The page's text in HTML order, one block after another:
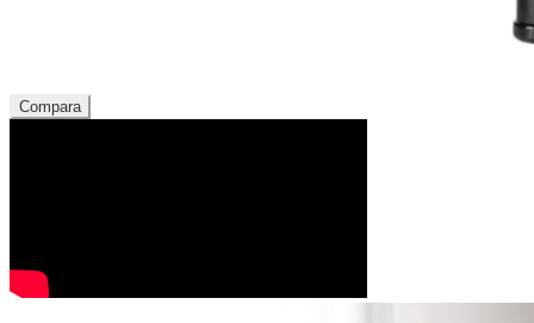
Compara